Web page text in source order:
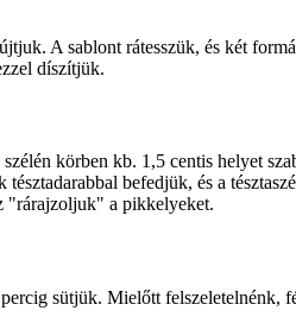
A sablont rátesszük, és két
díszítjük.
körben kb. 1,5 centis helyet
befedjük, és a
"rárajzoljuk" a pikkelyeket.
sütjük. Mielőtt felszeletelnénk,